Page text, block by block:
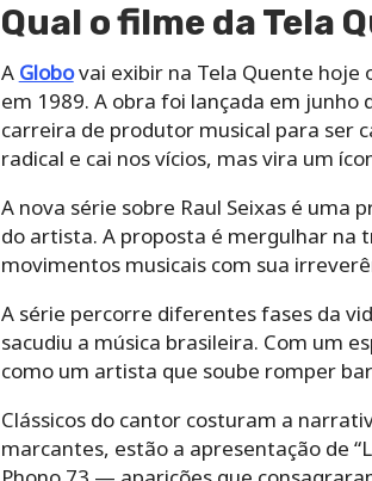
Qual o filme da Tela
A Globovai exibir na Tela Quente hoje
em 1989. A obra foi lançada em
carreira de produtor musical para ser
radical e cai nos vícios, mas vira um
A nova série sobre Raul Seixas é uma
do artista. A proposta é mergulhar na
movimentos musicais com sua
A série percorre diferentes fases da
sacudiu a música brasileira. Com um
como um artista que soube romper
Clássicos do cantor costuram a
marcantes, estão a apresentação de